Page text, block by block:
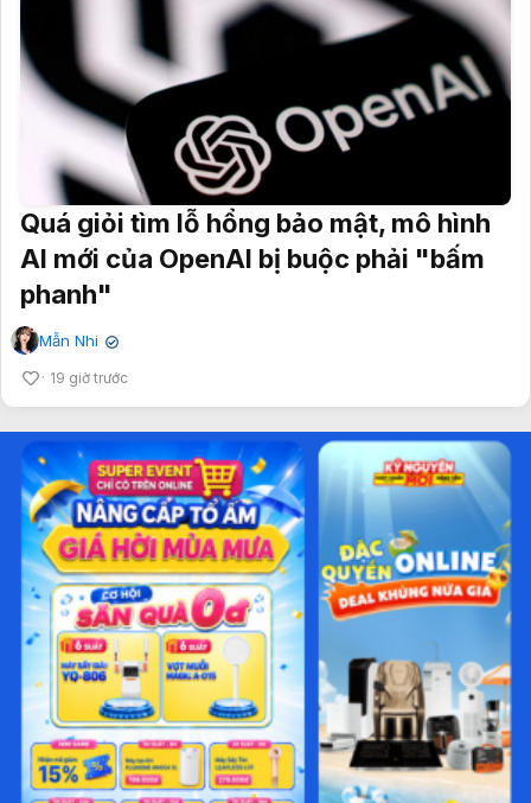
Quá giỏi tìm lỗ hổng bảo mật, mô hình
AI mới của OpenAI bị buộc phải "bấm
phanh"
Mẫn Nhi ✔
19 giờ trước